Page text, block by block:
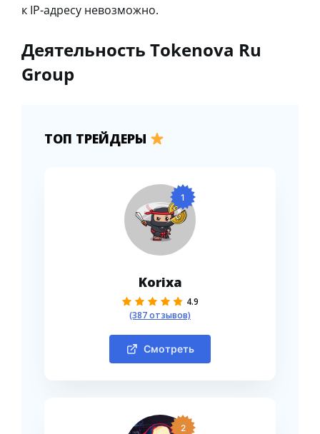
к IP-адресу невозможно.
Деятельность Tokenova Ru
Group
ТОП ТРЕЙДЕРЫ
1
Korixa
4.9
(387 отзывов)
Смотреть
2